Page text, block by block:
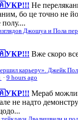
Не
бо це точно не
полу....
Джошуа и Пола
Вже скоро
карьеру». Джейк Пол
· 9 hours ago
Мераб
не надто